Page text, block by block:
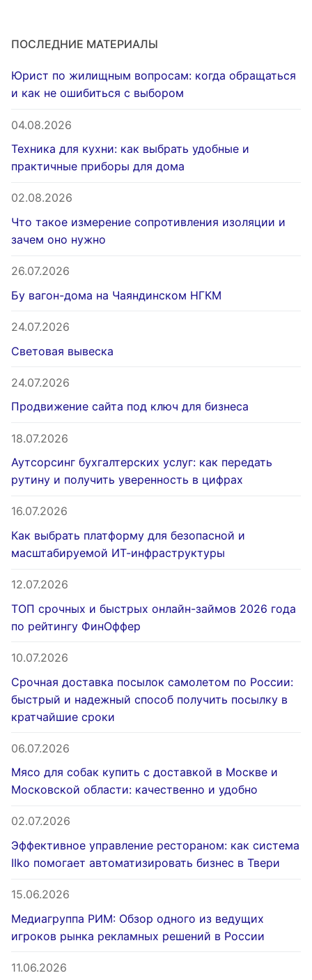
ПОСЛЕДНИЕ МАТЕРИАЛЫ
Юрист по жилищным вопросам: когда обращаться
и как не ошибиться с выбором
04.08.2026
Техника для кухни: как выбрать удобные и
практичные приборы для дома
02.08.2026
Что такое измерение сопротивления изоляции и
зачем оно нужно
26.07.2026
Бу вагон-дома на Чаяндинском НГКМ
24.07.2026
Световая вывеска
24.07.2026
Продвижение сайта под ключ для бизнеса
18.07.2026
Аутсорсинг бухгалтерских услуг: как передать
рутину и получить уверенность в цифрах
16.07.2026
Как выбрать платформу для безопасной и
масштабируемой ИТ-инфраструктуры
12.07.2026
ТОП срочных и быстрых онлайн-займов 2026 года
по рейтингу ФинОффер
10.07.2026
Срочная доставка посылок самолетом по России:
быстрый и надежный способ получить посылку в
кратчайшие сроки
06.07.2026
Мясо для собак купить с доставкой в Москве и
Московской области: качественно и удобно
02.07.2026
Эффективное управление рестораном: как система
IIko помогает автоматизировать бизнес в Твери
15.06.2026
Медиагруппа РИМ: Обзор одного из ведущих
игроков рынка рекламных решений в России
11.06.2026